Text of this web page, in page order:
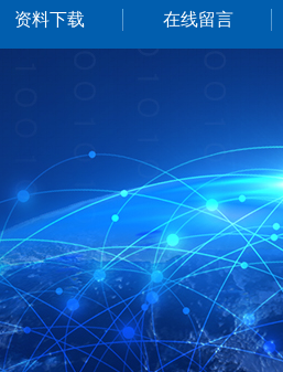
资料下载 在线留言